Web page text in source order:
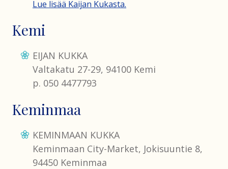
Lue lisää Kaijan Kukasta.
Kemi
EIJAN KUKKA
Valtakatu 27-29, 94100 Kemi
p. 050 4477793
Keminmaa
KEMINMAAN KUKKA
Keminmaan City-Market, Jokisuuntie 8,
94450 Keminmaa